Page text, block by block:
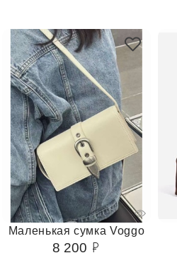
Маленькая сумка Voggo
8 200